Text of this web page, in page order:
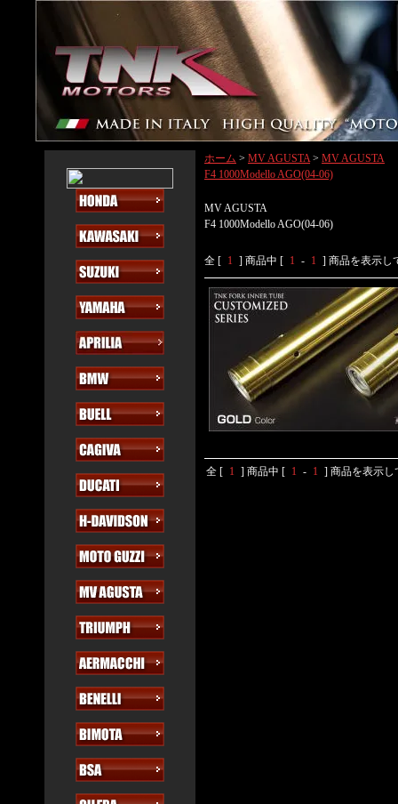
ホーム > MV AGUSTA> MV AGUSTA
F4 1000Modello AGO(04-06)
MV AGUSTA
F4 1000Modello AGO(04-06)
全 [ 1 ] 商品中 [ 1 - 1 ] 商品を表示し
全 [ 1 ] 商品中 [ 1 - 1 ] 商品を表示し